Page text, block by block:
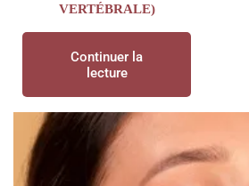
VERTÉBRALE)
Continuer la
lecture